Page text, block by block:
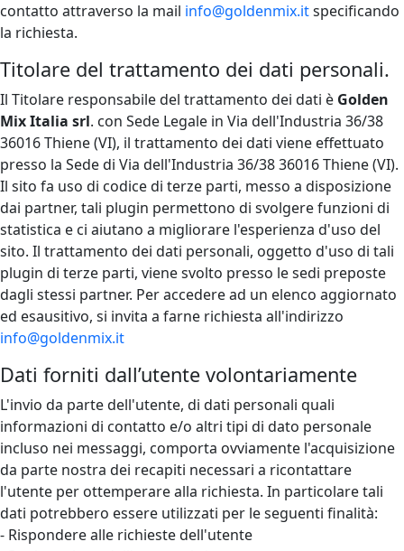
contatto attraverso la mail info@goldenmix.itspecificando
la richiesta.
Titolare del trattamento dei dati personali.
Il Titolare responsabile del trattamento dei dati è Golden
Mix Italia srl. con Sede Legale in Via dell'Industria 36/38
36016 Thiene (VI), il trattamento dei dati viene effettuato
presso la Sede di Via dell'Industria 36/38 36016 Thiene (VI).
Il sito fa uso di codice di terze parti, messo a disposizione
dai partner, tali plugin permettono di svolgere funzioni di
statistica e ci aiutano a migliorare l'esperienza d'uso del
sito. Il trattamento dei dati personali, oggetto d'uso di tali
plugin di terze parti, viene svolto presso le sedi preposte
dagli stessi partner. Per accedere ad un elenco aggiornato
ed esausitivo, si invita a farne richiesta all'indirizzo
info@goldenmix.it
Dati forniti dall’utente volontariamente
L'invio da parte dell'utente, di dati personali quali
informazioni di contatto e/o altri tipi di dato personale
incluso nei messaggi, comporta ovviamente l'acquisizione
da parte nostra dei recapiti necessari a ricontattare
l'utente per ottemperare alla richiesta. In particolare tali
dati potrebbero essere utilizzati per le seguenti finalità:
- Rispondere alle richieste dell'utente